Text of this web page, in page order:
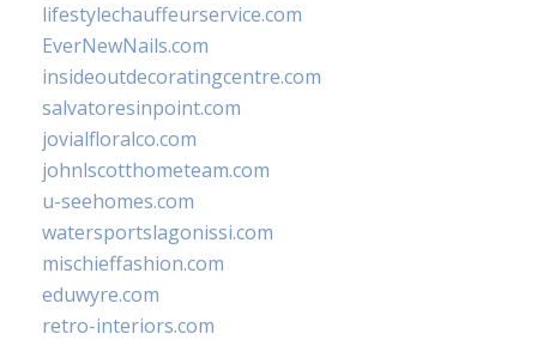
lifestylechauffeurservice.com
EverNewNails.com
insideoutdecoratingcentre.com
salvatoresinpoint.com
jovialfloralco.com
johnlscotthometeam.com
u-seehomes.com
watersportslagonissi.com
mischieffashion.com
eduwyre.com
retro-interiors.com